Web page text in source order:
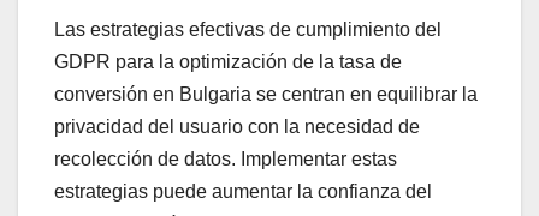
Las estrategias efectivas de cumplimiento del
GDPR para la optimización de la tasa de
conversión en Bulgaria se centran en equilibrar la
privacidad del usuario con la necesidad de
recolección de datos. Implementar estas
estrategias puede aumentar la confianza del